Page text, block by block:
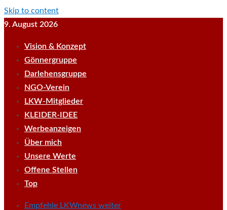
Skip to content
9. August 2026
Vision & Konzept
Gönnergruppe
Darlehensgruppe
NGO-Verein
LKW-Mitglieder
KLEIDER-IDEE
Werbeanzeigen
Über mich
Unsere Werte
Offene Stellen
Top
Empfehle LKWnews weiter